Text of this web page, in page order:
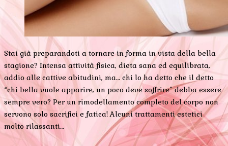
Stai già preparandoti a tornare in forma in vista della bella
stagione? Intensa attività fisica, dieta sana ed equilibrata,
addio alle cattive abitudini, ma… chi lo ha detto che il detto
“chi bella vuole apparire, un poco deve soffrire” debba essere
sempre vero? Per un rimodellamento completo del corpo non
servono solo sacrifici e fatica! Alcuni trattamenti estetici
molto rilassanti…